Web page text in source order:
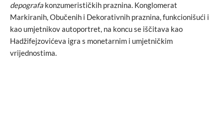
depografa konzumerističkih praznina. Konglomerat
Markiranih, Obučenih i Dekorativnih praznina, funkcionišući i
kao umjetnikov autoportret, na koncu se iščitava kao
Hadžifejzovićeva igra s monetarnim i umjetničkim
vrijednostima.